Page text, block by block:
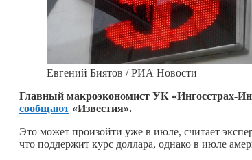
Евгений Биятов / РИА Новости
Главный макроэкономист УК «Ингосстрах-
сообщают «Известия».
Это может произойти уже в июле, считает
что поддержит курс доллара, однако в июле